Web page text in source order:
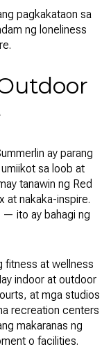
pagkakataon sa
ng loneliness
ay parang
sa loob at
tanawin ng Red
at nakaka-inspire.
— ito ay bahagi ng
fitness at wellness
indoor at outdoor
at mga studios
recreation centers
makaranas ng
o facilities.